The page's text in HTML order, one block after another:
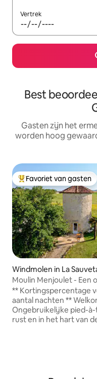
Vertrek
Best
Gasten zijn het
worden hoog
Topfavoriet van gasten
Favoriet van gasten
Windmolen in La
Moulin Menjoulet - Een
rustige pauze
** Kortingspercentage
aantal nachten ** Welkom!
Ongebruikelijke pied-à-
rust en in het hart van